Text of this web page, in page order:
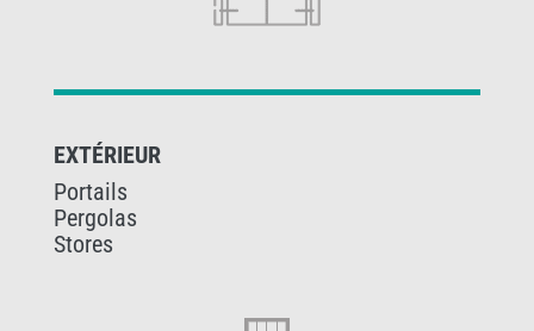
EXTÉRIEUR
Portails
Pergolas
Stores